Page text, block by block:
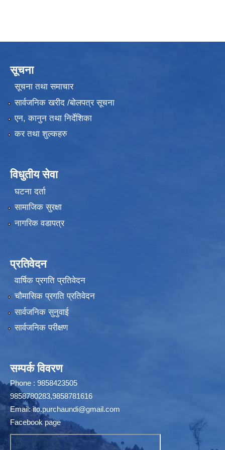
सूचना
सूचना तथा समाचार
सार्वजनिक खरीद /बोलपत्र सूचना
एन, कानुन तथा निर्देशिका
कर तथा शुल्कहरु
विधुतीय सेवा
घटना दर्ता
सामाजिक सुरक्षा
नागरिक वडापत्र
प्रतिवेदन
वार्षिक प्रगति प्रतिवेदन
चौमासिक प्रगति प्रतिवेदन
सार्वजनिक सुनुवाई
सार्वजनिक परीक्षण
सम्पर्क विवरण
Phone : 9858423505
9858780283,9858781616
Email:ito.purchaundi@gmail.com
Facebook page